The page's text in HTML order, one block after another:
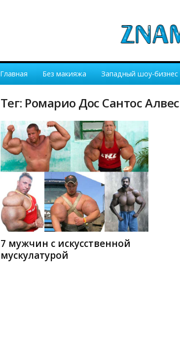
Главная Без макияжа Западный шоу-бизнес
Тег: Ромарио Дос Сантос Алвес
7 мужчин с искусственной
мускулатурой